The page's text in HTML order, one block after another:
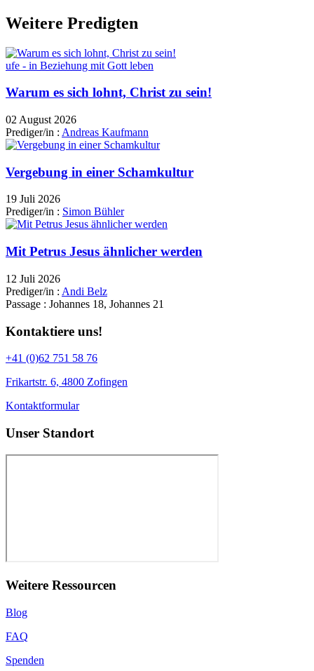
Weitere Predigten
ufe - in Beziehung mit Gott leben
Warum es sich lohnt, Christ zu sein!
02 August 2026
Prediger/in : Andreas Kaufmann
Vergebung in einer Schamkultur
19 Juli 2026
Prediger/in : Simon Bühler
Mit Petrus Jesus ähnlicher werden
12 Juli 2026
Prediger/in : Andi Belz
Passage : Johannes 18, Johannes 21
Kontaktiere uns!
+41 (0)62 751 58 76
Frikartstr. 6, 4800 Zofingen
Kontaktformular
Unser Standort
Weitere Ressourcen
Blog
FAQ
Spenden